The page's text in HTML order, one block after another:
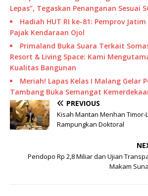
Lepas”, Tegaskan Penanganan Sesuai
Hadiah HUT RI ke-81: Pemprov
Pajak Kendaraan Ojol
Primaland Buka Suara Terkait
Resort & Living Space: Kami
Kualitas Bangunan
Meriah! Lapas Kelas I Malang Gelar
Tambang Buka Semangat
PREVIOUS
Kisah Mantan Menhan Timor-
Rampungkan Doktoral
Pendopo Rp 2,8 Miliar dan Ujian
Makam